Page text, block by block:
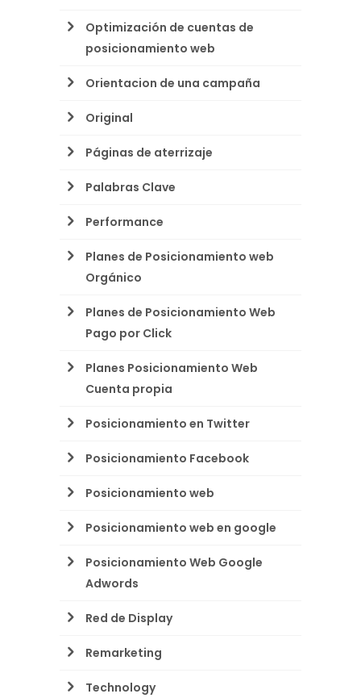
Optimización de cuentas de
posicionamiento web
Orientacion de una campaña
Original
Páginas de aterrizaje
Palabras Clave
Performance
Planes de Posicionamiento web
Orgánico
Planes de Posicionamiento Web
Pago por Click
Planes Posicionamiento Web
Cuenta propia
Posicionamiento en Twitter
Posicionamiento Facebook
Posicionamiento web
Posicionamiento web en google
Posicionamiento Web Google
Adwords
Red de Display
Remarketing
Technology